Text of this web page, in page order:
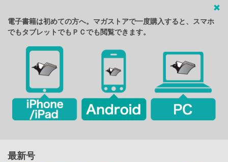
電子書籍は初めての方へ。マガストアで一度購入すると、スマホ
でもタブレットでもＰＣでも閲覧できます。
最新号